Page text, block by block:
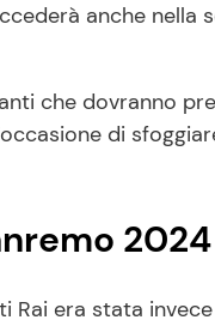
anche nella
che dovranno
di
2024
Rai era stata